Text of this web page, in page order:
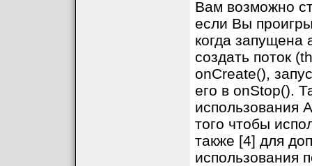
Вам возможно
если Вы
когда
создать поток
onCreate(),
его в onStop().
использования
того чтобы
также [4] для
использования